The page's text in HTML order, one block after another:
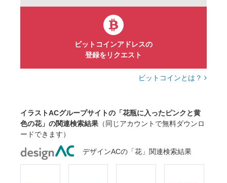
ビットコインアドレスの
登録をリクエスト
ビットコインとは？
イラストACグループサイトの「花瓶に入ったピンクと黄
色の花」の関連検索結果 （同じアカウントで無料ダウンロ
ードできます）
デザインACの「花」関連検索結果